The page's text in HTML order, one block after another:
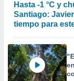
Hasta -1 °C y
Santiago:
tiempo para